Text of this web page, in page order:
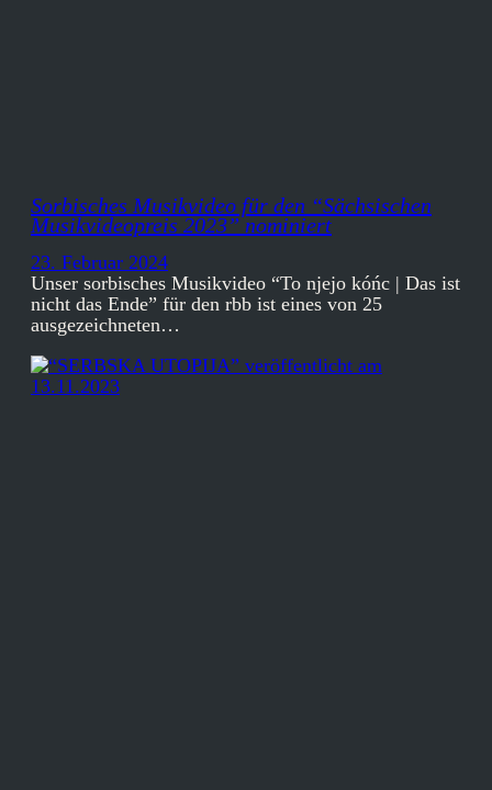
Sorbisches Musikvideo für den “Sächsischen
Musikvideopreis 2023” nominiert
23. Februar 2024
Unser sorbisches Musikvideo “To njejo kóńc | Das ist
nicht das Ende” für den rbb ist eines von 25
ausgezeichneten…